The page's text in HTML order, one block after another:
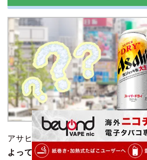
アサヒ生ジョッキ缶はコンビニで買
よっては売り切れてしまっている こ